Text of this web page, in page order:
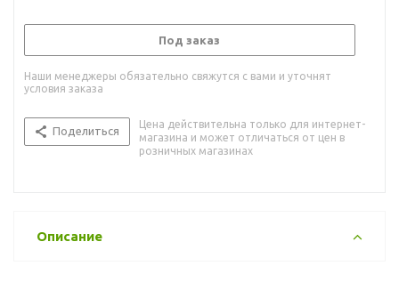
Под заказ
Наши менеджеры обязательно свяжутся с вами и уточнят
условия заказа
Поделиться
Цена действительна только для интернет-
магазина и может отличаться от цен в
розничных магазинах
Описание